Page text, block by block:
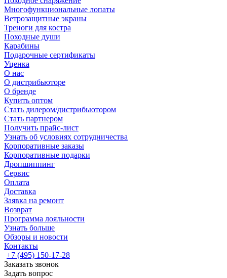
Многофункциональные лопаты
Ветрозащитные экраны
Треноги для костра
Походные души
Карабины
Подарочные сертификаты
Уценка
О нас
О дистрибьюторе
О бренде
Купить оптом
Стать дилером/дистрибьютором
Стать партнером
Получить прайс-лист
Узнать об условиях сотрудничества
Корпоративные заказы
Корпоративные подарки
Дропшиппинг
Сервис
Оплата
Доставка
Заявка на ремонт
Возврат
Программа лояльности
Узнать больше
Обзоры и новости
Контакты
+7 (495) 150-17-28
Заказать звонок
Задать вопрос